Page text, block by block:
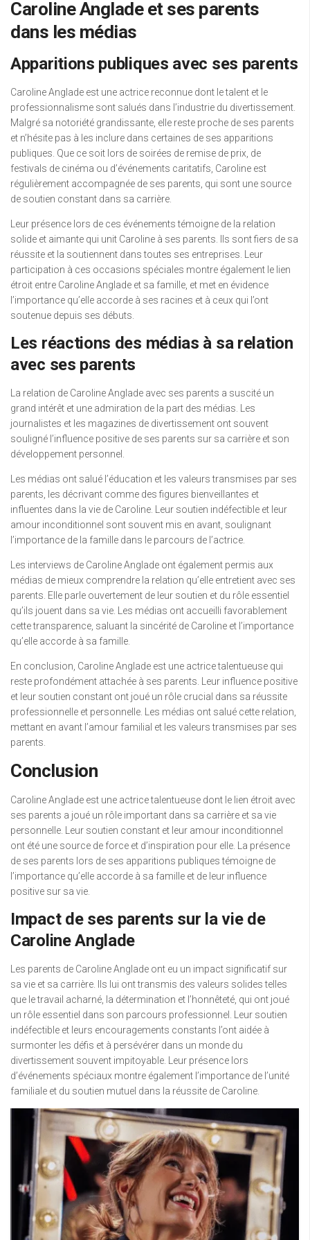
Caroline Anglade et ses parents
dans les médias
Apparitions publiques avec ses parents
Caroline Anglade est une actrice reconnue dont le talent et le
professionnalisme sont salués dans l’industrie du divertissement.
Malgré sa notoriété grandissante, elle reste proche de ses parents
et n’hésite pas à les inclure dans certaines de ses apparitions
publiques. Que ce soit lors de soirées de remise de prix, de
festivals de cinéma ou d’événements caritatifs, Caroline est
régulièrement accompagnée de ses parents, qui sont une source
de soutien constant dans sa carrière.
Leur présence lors de ces événements témoigne de la relation
solide et aimante qui unit Caroline à ses parents. Ils sont fiers de sa
réussite et la soutiennent dans toutes ses entreprises. Leur
participation à ces occasions spéciales montre également le lien
étroit entre Caroline Anglade et sa famille, et met en évidence
l’importance qu’elle accorde à ses racines et à ceux qui l’ont
soutenue depuis ses débuts.
Les réactions des médias à sa relation
avec ses parents
La relation de Caroline Anglade avec ses parents a suscité un
grand intérêt et une admiration de la part des médias. Les
journalistes et les magazines de divertissement ont souvent
souligné l’influence positive de ses parents sur sa carrière et son
développement personnel.
Les médias ont salué l’éducation et les valeurs transmises par ses
parents, les décrivant comme des figures bienveillantes et
influentes dans la vie de Caroline. Leur soutien indéfectible et leur
amour inconditionnel sont souvent mis en avant, soulignant
l’importance de la famille dans le parcours de l’actrice.
Les interviews de Caroline Anglade ont également permis aux
médias de mieux comprendre la relation qu’elle entretient avec ses
parents. Elle parle ouvertement de leur soutien et du rôle essentiel
qu’ils jouent dans sa vie. Les médias ont accueilli favorablement
cette transparence, saluant la sincérité de Caroline et l’importance
qu’elle accorde à sa famille.
En conclusion, Caroline Anglade est une actrice talentueuse qui
reste profondément attachée à ses parents. Leur influence positive
et leur soutien constant ont joué un rôle crucial dans sa réussite
professionnelle et personnelle. Les médias ont salué cette relation,
mettant en avant l’amour familial et les valeurs transmises par ses
parents.
Conclusion
Caroline Anglade est une actrice talentueuse dont le lien étroit avec
ses parents a joué un rôle important dans sa carrière et sa vie
personnelle. Leur soutien constant et leur amour inconditionnel
ont été une source de force et d’inspiration pour elle. La présence
de ses parents lors de ses apparitions publiques témoigne de
l’importance qu’elle accorde à sa famille et de leur influence
positive sur sa vie.
Impact de ses parents sur la vie de
Caroline Anglade
Les parents de Caroline Anglade ont eu un impact significatif sur
sa vie et sa carrière. Ils lui ont transmis des valeurs solides telles
que le travail acharné, la détermination et l’honnêteté, qui ont joué
un rôle essentiel dans son parcours professionnel. Leur soutien
indéfectible et leurs encouragements constants l’ont aidée à
surmonter les défis et à persévérer dans un monde du
divertissement souvent impitoyable. Leur présence lors
d’événements spéciaux montre également l’importance de l’unité
familiale et du soutien mutuel dans la réussite de Caroline.